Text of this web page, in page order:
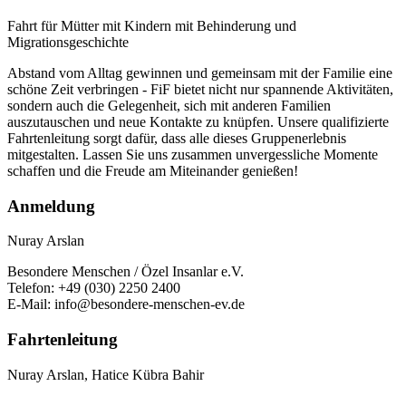
Fahrt für Mütter mit Kindern mit Behinderung und
Migrationsgeschichte
Abstand vom Alltag gewinnen und gemeinsam mit der Familie eine
schöne Zeit verbringen - FiF bietet nicht nur spannende Aktivitäten,
sondern auch die Gelegenheit, sich mit anderen Familien
auszutauschen und neue Kontakte zu knüpfen. Unsere qualifizierte
Fahrtenleitung sorgt dafür, dass alle dieses Gruppenerlebnis
mitgestalten. Lassen Sie uns zusammen unvergessliche Momente
schaffen und die Freude am Miteinander genießen!
Anmeldung
Nuray Arslan
Besondere Menschen / Özel Insanlar e.V.
Telefon: +49 (030) 2250 2400
E-Mail: info@besondere-menschen-ev.de
Fahrtenleitung
Nuray Arslan, Hatice Kübra Bahir